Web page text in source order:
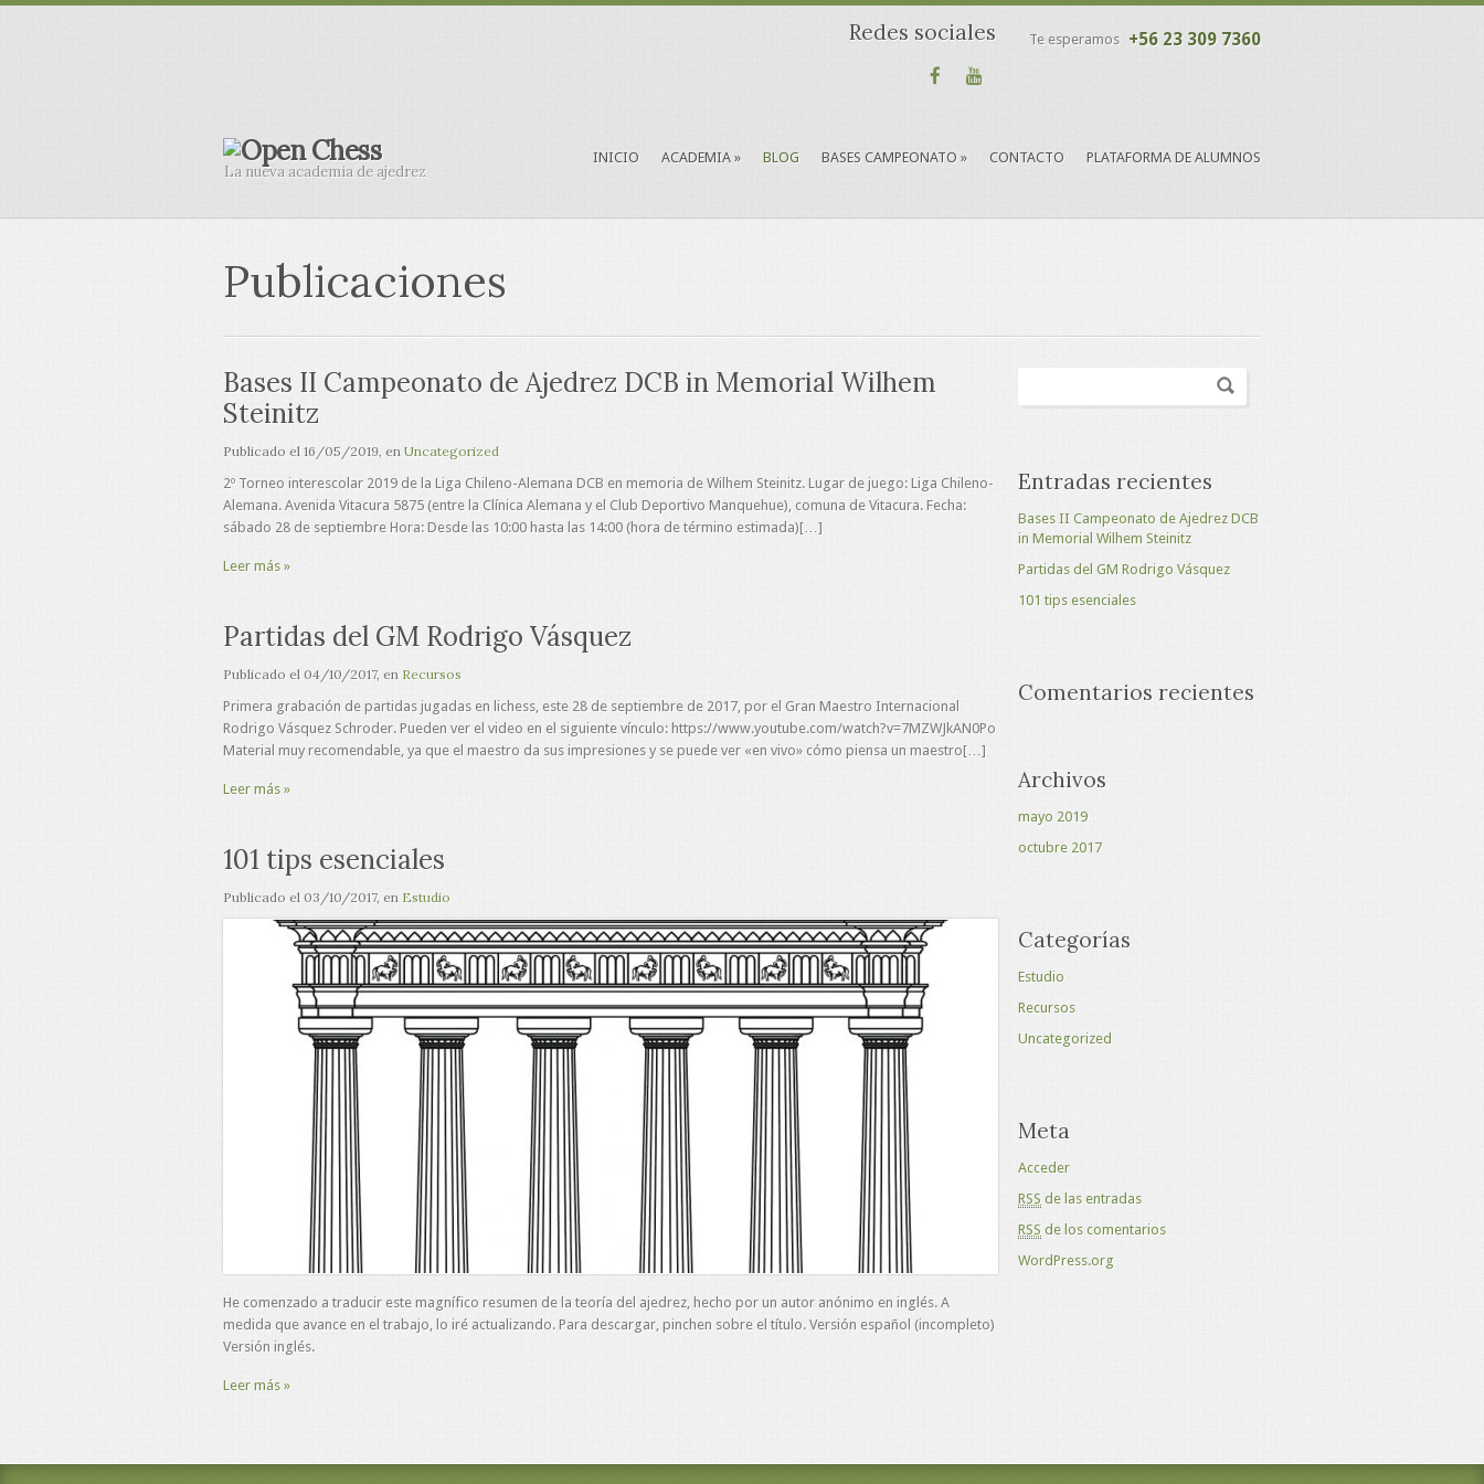
Te esperamos +56 23 309 7360
Redes sociales
La nueva academia de ajedrez
INICIO ACADEMIA » BLOG BASES CAMPEONATO » CONTACTO PLATAFORMA DE ALUMNOS
Publicaciones
Bases II Campeonato de Ajedrez DCB in Memorial Wilhem
Steinitz
Publicado el 16/05/2019, en Uncategorized
2º Torneo interescolar 2019 de la Liga Chileno-Alemana DCB en memoria de Wilhem Steinitz. Lugar de juego: Liga Chileno-
Alemana. Avenida Vitacura 5875 (entre la Clínica Alemana y el Club Deportivo Manquehue), comuna de Vitacura. Fecha:
sábado 28 de septiembre Hora: Desde las 10:00 hasta las 14:00 (hora de término estimada)[…]
Leer más »
Partidas del GM Rodrigo Vásquez
Publicado el 04/10/2017, en Recursos
Primera grabación de partidas jugadas en lichess, este 28 de septiembre de 2017, por el Gran Maestro Internacional
Rodrigo Vásquez Schroder. Pueden ver el video en el siguiente vínculo: https://www.youtube.com/watch?v=7MZWJkAN0Po
Material muy recomendable, ya que el maestro da sus impresiones y se puede ver «en vivo» cómo piensa un maestro[…]
Leer más »
101 tips esenciales
Publicado el 03/10/2017, en Estudio
He comenzado a traducir este magnífico resumen de la teoría del ajedrez, hecho por un autor anónimo en inglés. A
medida que avance en el trabajo, lo iré actualizando. Para descargar, pinchen sobre el título. Versión español (incompleto)
Versión inglés.
Leer más »
Entradas recientes
Bases II Campeonato de Ajedrez DCB
in Memorial Wilhem Steinitz
Partidas del GM Rodrigo Vásquez
101 tips esenciales
Comentarios recientes
Archivos
mayo 2019
octubre 2017
Categorías
Estudio
Recursos
Uncategorized
Meta
Acceder
RSS de las entradas
RSS de los comentarios
WordPress.org